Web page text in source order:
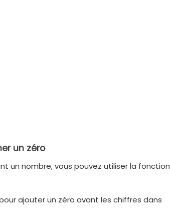
un zéro
un nombre, vous pouvez utiliser la fonction
ajouter un zéro avant les chiffres dans